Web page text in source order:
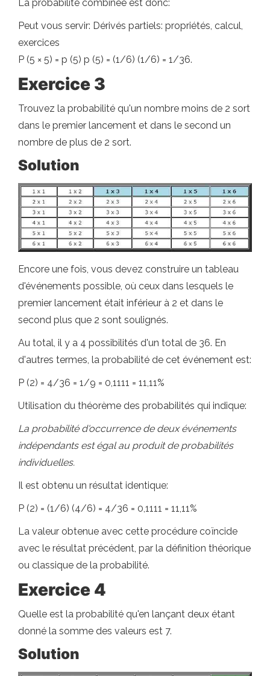
La probabilité combinée est donc:
Peut vous servir: Dérivés partiels: propriétés, calcul,
exercices
P (5 × 5) = p (5) p (5) = (1/6) (1/6) = 1/36.
Exercice 3
Trouvez la probabilité qu'un nombre moins de 2 sort
dans le premier lancement et dans le second un
nombre de plus de 2 sort.
Solution
Encore une fois, vous devez construire un tableau
d'événements possible, où ceux dans lesquels le
premier lancement était inférieur à 2 et dans le
second plus que 2 sont soulignés.
Au total, il y a 4 possibilités d'un total de 36. En
d'autres termes, la probabilité de cet événement est:
P (2) = 4/36 = 1/9 = 0,1111 = 11,11%
Utilisation du théorème des probabilités qui indique:
La probabilité d'occurrence de deux événements
indépendants est égal au produit de probabilités
individuelles.
Il est obtenu un résultat identique:
P (2) = (1/6) (4/6) = 4/36 = 0,1111 = 11,11%
La valeur obtenue avec cette procédure coïncide
avec le résultat précédent, par la définition théorique
ou classique de la probabilité.
Exercice 4
Quelle est la probabilité qu'en lançant deux étant
donné la somme des valeurs est 7.
Solution